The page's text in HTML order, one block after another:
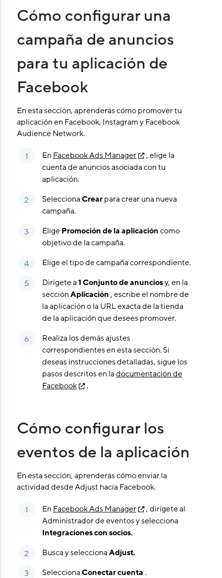
Cómo configurar una
campaña de anuncios
para tu aplicación de
Facebook
En esta sección, aprenderás cómo promover tu
aplicación en Facebook, Instagram y Facebook
Audience Network.
En Facebook Ads Manager
, elige la
cuenta de anuncios asociada con tu
aplicación.
SeleccionaCrearpara crear una nueva
campaña.
EligePromoción de la aplicacióncomo
objetivo de la campaña.
Elige el tipo de campaña correspondiente.
Dirígete a1 Conjunto de anunciosy, en la
secciónAplicación, escribe el nombre de
la aplicación o la URL exacta de la tienda
de la aplicación que desees promover.
Realiza los demás ajustes
correspondientes en esta sección. Si
deseas instrucciones detalladas, sigue los
pasos descritos en ladocumentación de
Facebook
.
Cómo configurar los
eventos de la aplicación
En esta sección, aprenderás cómo enviar la
actividad desde Adjust hacia Facebook.
En Facebook Ads Manager
, dirígete al
Administrador de eventos y selecciona
Integraciones con socios.
Busca y seleccionaAdjust.
SeleccionaConectar cuenta .